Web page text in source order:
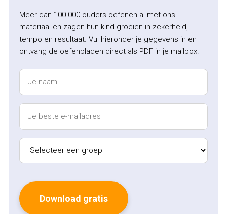
Meer dan 100.000 ouders oefenen al met ons
materiaal en zagen hun kind groeien in zekerheid,
tempo en resultaat. Vul hieronder je gegevens in en
ontvang de oefenbladen direct als PDF in je mailbox.